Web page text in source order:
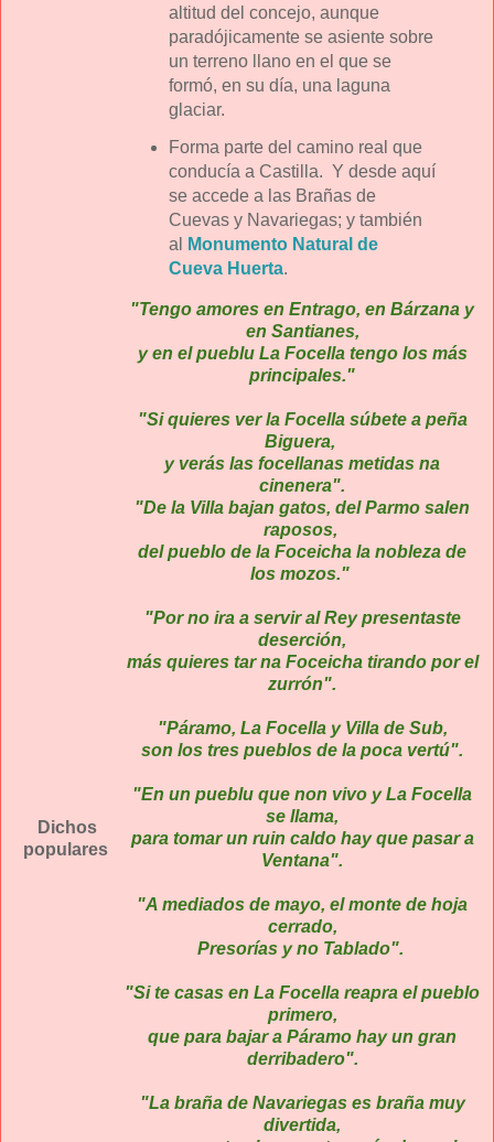
altitud del concejo, aunque
paradójicamente se asiente sobre
un terreno llano en el que se
formó, en su día, una laguna
glaciar.
Forma parte del camino real que
conducía a Castilla. Y desde aquí
se accede a las Brañas de
Cuevas y Navariegas; y también
al
Monumento Natural de
Cueva Huerta.
Dichos
populares
"Tengo amores en Entrago, en Bárzana y
en Santianes,
y en el pueblu La Focella tengo los más
principales."
"Si quieres ver la Focella súbete a peña
Biguera,
y verás las focellanas metidas na
cinenera".
"De la Villa bajan gatos, del Parmo salen
raposos,
del pueblo de la Foceicha la nobleza de
los mozos."
"Por no ira a servir al Rey presentaste
deserción,
más quieres tar na Foceicha tirando por el
zurrón".
"Páramo, La Focella y Villa de Sub,
son los tres pueblos de la poca vertú".
"En un pueblu que non vivo y La Focella
se llama,
para tomar un ruin caldo hay que pasar a
Ventana".
"A mediados de mayo, el monte de hoja
cerrado,
Presorías y no Tablado".
"Si te casas en La Focella reapra el pueblo
primero,
que para bajar a Páramo hay un gran
derribadero".
"La braña de Navariegas es braña muy
divertida,